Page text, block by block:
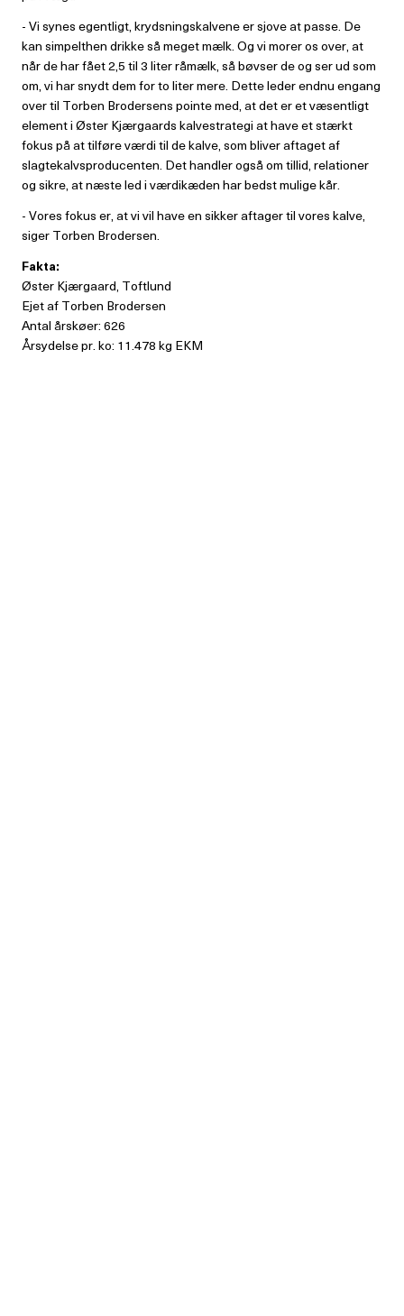
- Vi synes egentligt, krydsningskalvene er sjove at passe. De
kan simpelthen drikke så meget mælk. Og vi morer os over, at
når de har fået 2,5 til 3 liter råmælk, så bøvser de og ser ud som
om, vi har snydt dem for to liter mere. Dette leder endnu engang
over til Torben Brodersens pointe med, at det er et væsentligt
element i Øster Kjærgaards kalvestrategi at have et stærkt
fokus på at tilføre værdi til de kalve, som bliver aftaget af
slagtekalvsproducenten. Det handler også om tillid, relationer
og sikre, at næste led i værdikæden har bedst mulige kår.
- Vores fokus er, at vi vil have en sikker aftager til vores kalve,
siger Torben Brodersen.
Fakta:
Øster Kjærgaard, Toftlund
Ejet af Torben Brodersen
Antal årskøer: 626
Årsydelse pr. ko: 11.478 kg EKM